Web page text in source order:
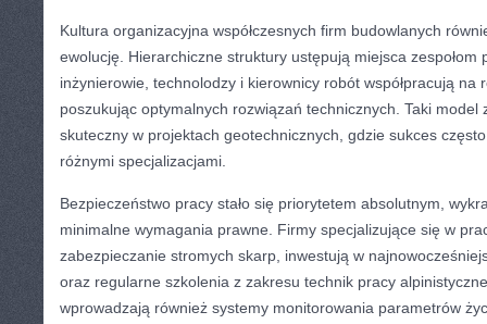
Kultura organizacyjna współczesnych firm budowlanych
ewolucję. Hierarchiczne struktury ustępują miejsca zespołom
inżynierowie, technolodzy i kierownicy robót współpracują na
poszukując optymalnych rozwiązań technicznych. Taki model
skuteczny w projektach geotechnicznych, gdzie sukces
różnymi specjalizacjami.
Bezpieczeństwo pracy stało się priorytetem absolutnym,
minimalne wymagania prawne. Firmy specjalizujące się w
zabezpieczanie stromych skarp, inwestują w
oraz regularne szkolenia z zakresu technik pracy
wprowadzają również systemy monitorowania parametrów